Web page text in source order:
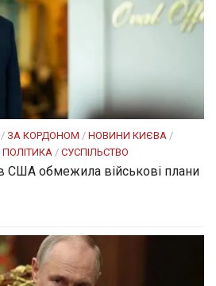
/ ЗА КОРДОНОМ / НОВИНИ КИЄВА /
ПОЛІТИКА / СУСПІЛЬСТВО
США обмежила військові плани